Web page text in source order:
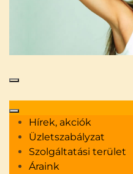
Vasalás helyett kapcsolódjon ki!
Vasaltasson velünk!
Hírek, akciók
Üzletszabályzat
Szolgáltatási terület
Áraink